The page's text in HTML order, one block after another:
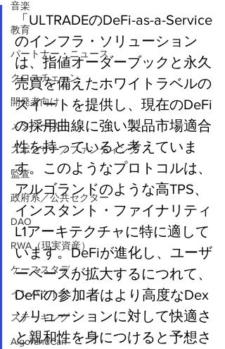
音楽
教育
パートナー・ニュース
クロスチェーン
開発者向け
メタバース
スポンサー／ファンディング
監査
政府系／公共セクター
DAO
RWA（現実資産）
ケーススタディ
インパクト
ステーキング
AlgorandCan
「ULTRADEのDeFi-as-a-Service
のインフラ・ソリューション
は、指値オーダーブックと永久
売買を備えたホワイトラベルの
スイートを提供し、現在のDeFi
の採用曲線に強い製品市場適合
性を持っていると考えていま
す。このようなプロトコルは、
アルゴランドのような高TPS、
インスタント・ファイナリティ
L1アーキテクチャに特に適して
います。DeFiが進化し、ユーザ
ーベースが拡大するにつれて、
DeFiの参加者はより高度なDex
ソリューションに対して快適さ
と親和性を身につけると予想さ